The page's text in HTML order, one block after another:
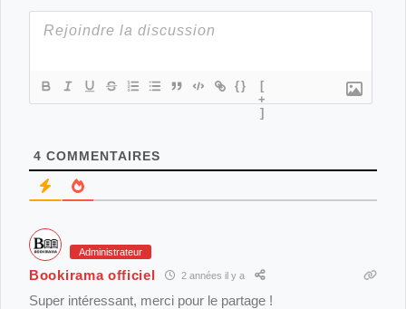
Pourquoi Freud a-t-il dissocié sa relation avec la
philosophie ?
Le féminisme en question : méritocratie ou justice pour
toutes ?
Machiavel doit-il être considéré avec méfiance ou
comme une source d’inspiration ?
de la pensée de Schelling à Hegel.
{}
[
+
]
4 COMMENTAIRES
Administrateur
Bookirama officiel 2 années il y a
Super intéressant, merci pour le partage !